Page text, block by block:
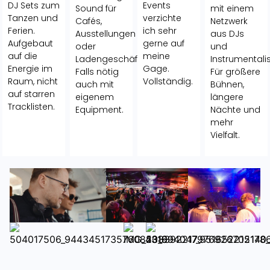
DJ Sets zum
Tanzen und
Ferien.
Aufgebaut
auf die
Energie im
Raum, nicht
auf starren
Tracklisten.
Sound für
Cafés,
Ausstellungen
oder
Ladengeschäfte.
Falls nötig
auch mit
eigenem
Equipment.
Events
verzichte
ich sehr
gerne auf
meine
Gage.
Vollständig.
mit einem
Netzwerk
aus DJs
und
Für größere
Bühnen,
längere
Nächte und
mehr
Vielfalt.